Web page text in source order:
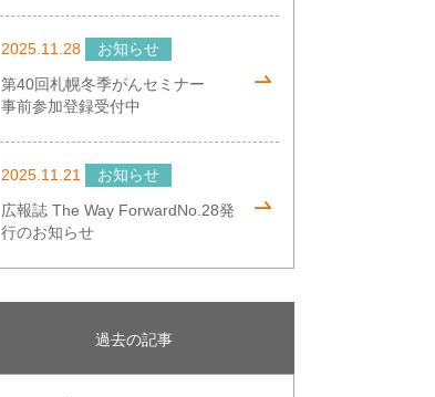
2025.11.28
お知らせ
第40回札幌冬季がんセミナー
事前参加登録受付中
2025.11.21
お知らせ
広報誌 The Way ForwardNo.28発
行のお知らせ
過去の記事